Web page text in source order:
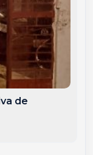
de